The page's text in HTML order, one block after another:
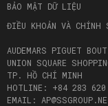
BẢO MẬT DỮ LIỆU
ĐIỀU KHOẢN VÀ CHÍNH
AUDEMARS PIGUET
UNION SQUARE
TP. HỒ CHÍ MINH
HOTLINE: +84 283
EMAIL: